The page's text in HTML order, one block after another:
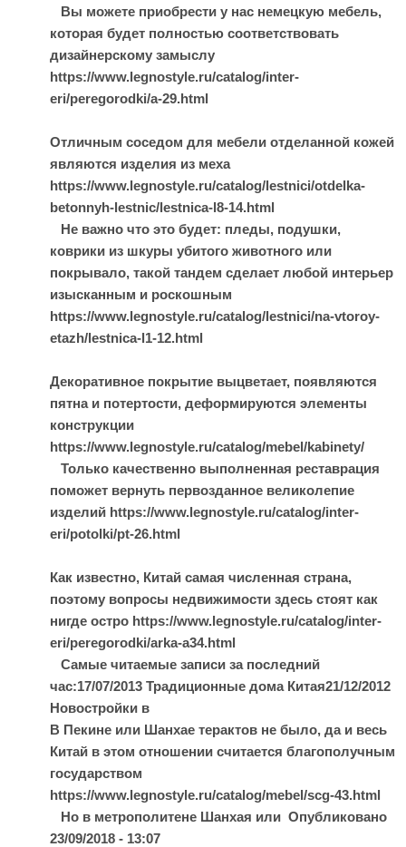
Вы можете приобрести у нас немецкую мебель,
которая будет полностью соответствовать
дизайнерскому замыслу
https://www.legnostyle.ru/catalog/inter-
eri/peregorodki/a-29.html
Отличным соседом для мебели отделанной кожей
являются изделия из меха
https://www.legnostyle.ru/catalog/lestnici/otdelka-
betonnyh-lestnic/lestnica-l8-14.html
Не важно что это будет: пледы, подушки,
коврики из шкуры убитого животного или
покрывало, такой тандем сделает любой интерьер
изысканным и роскошным
https://www.legnostyle.ru/catalog/lestnici/na-vtoroy-
etazh/lestnica-l1-12.html
Декоративное покрытие выцветает, появляются
пятна и потертости, деформируются элементы
конструкции
https://www.legnostyle.ru/catalog/mebel/kabinety/
Только качественно выполненная реставрация
поможет вернуть первозданное великолепие
изделий https://www.legnostyle.ru/catalog/inter-
eri/potolki/pt-26.html
Как известно, Китай самая численная страна,
поэтому вопросы недвижимости здесь стоят как
нигде остро https://www.legnostyle.ru/catalog/inter-
eri/peregorodki/arka-a34.html
Самые читаемые записи за последний
час:17/07/2013 Традиционные дома Китая21/12/2012
Новостройки в
В Пекине или Шанхае терактов не было, да и весь
Китай в этом отношении считается благополучным
государством
https://www.legnostyle.ru/catalog/mebel/scg-43.html
Но в метрополитене Шанхая или Опубликовано
23/09/2018 - 13:07